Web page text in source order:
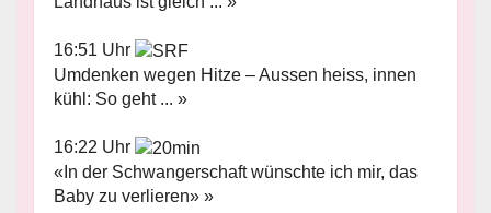
16:51 Uhr
Umdenken wegen Hitze – Aussen heiss, innen
kühl: So geht ... »
16:22 Uhr
«In der Schwangerschaft wünschte ich mir, das
Baby zu verlieren» »